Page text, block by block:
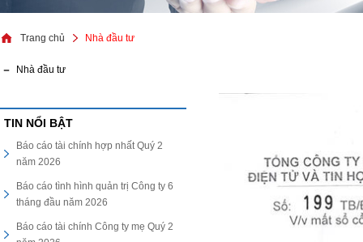
Trang chủ Nhà đầu tư
Nhà đầu tư
TIN NỔI BẬT
Báo cáo tài chính hợp nhất Quý 2
năm 2026
Báo cáo tình hình quản trị Công ty 6
tháng đầu năm 2026
Báo cáo tài chính Công ty mẹ Quý 2